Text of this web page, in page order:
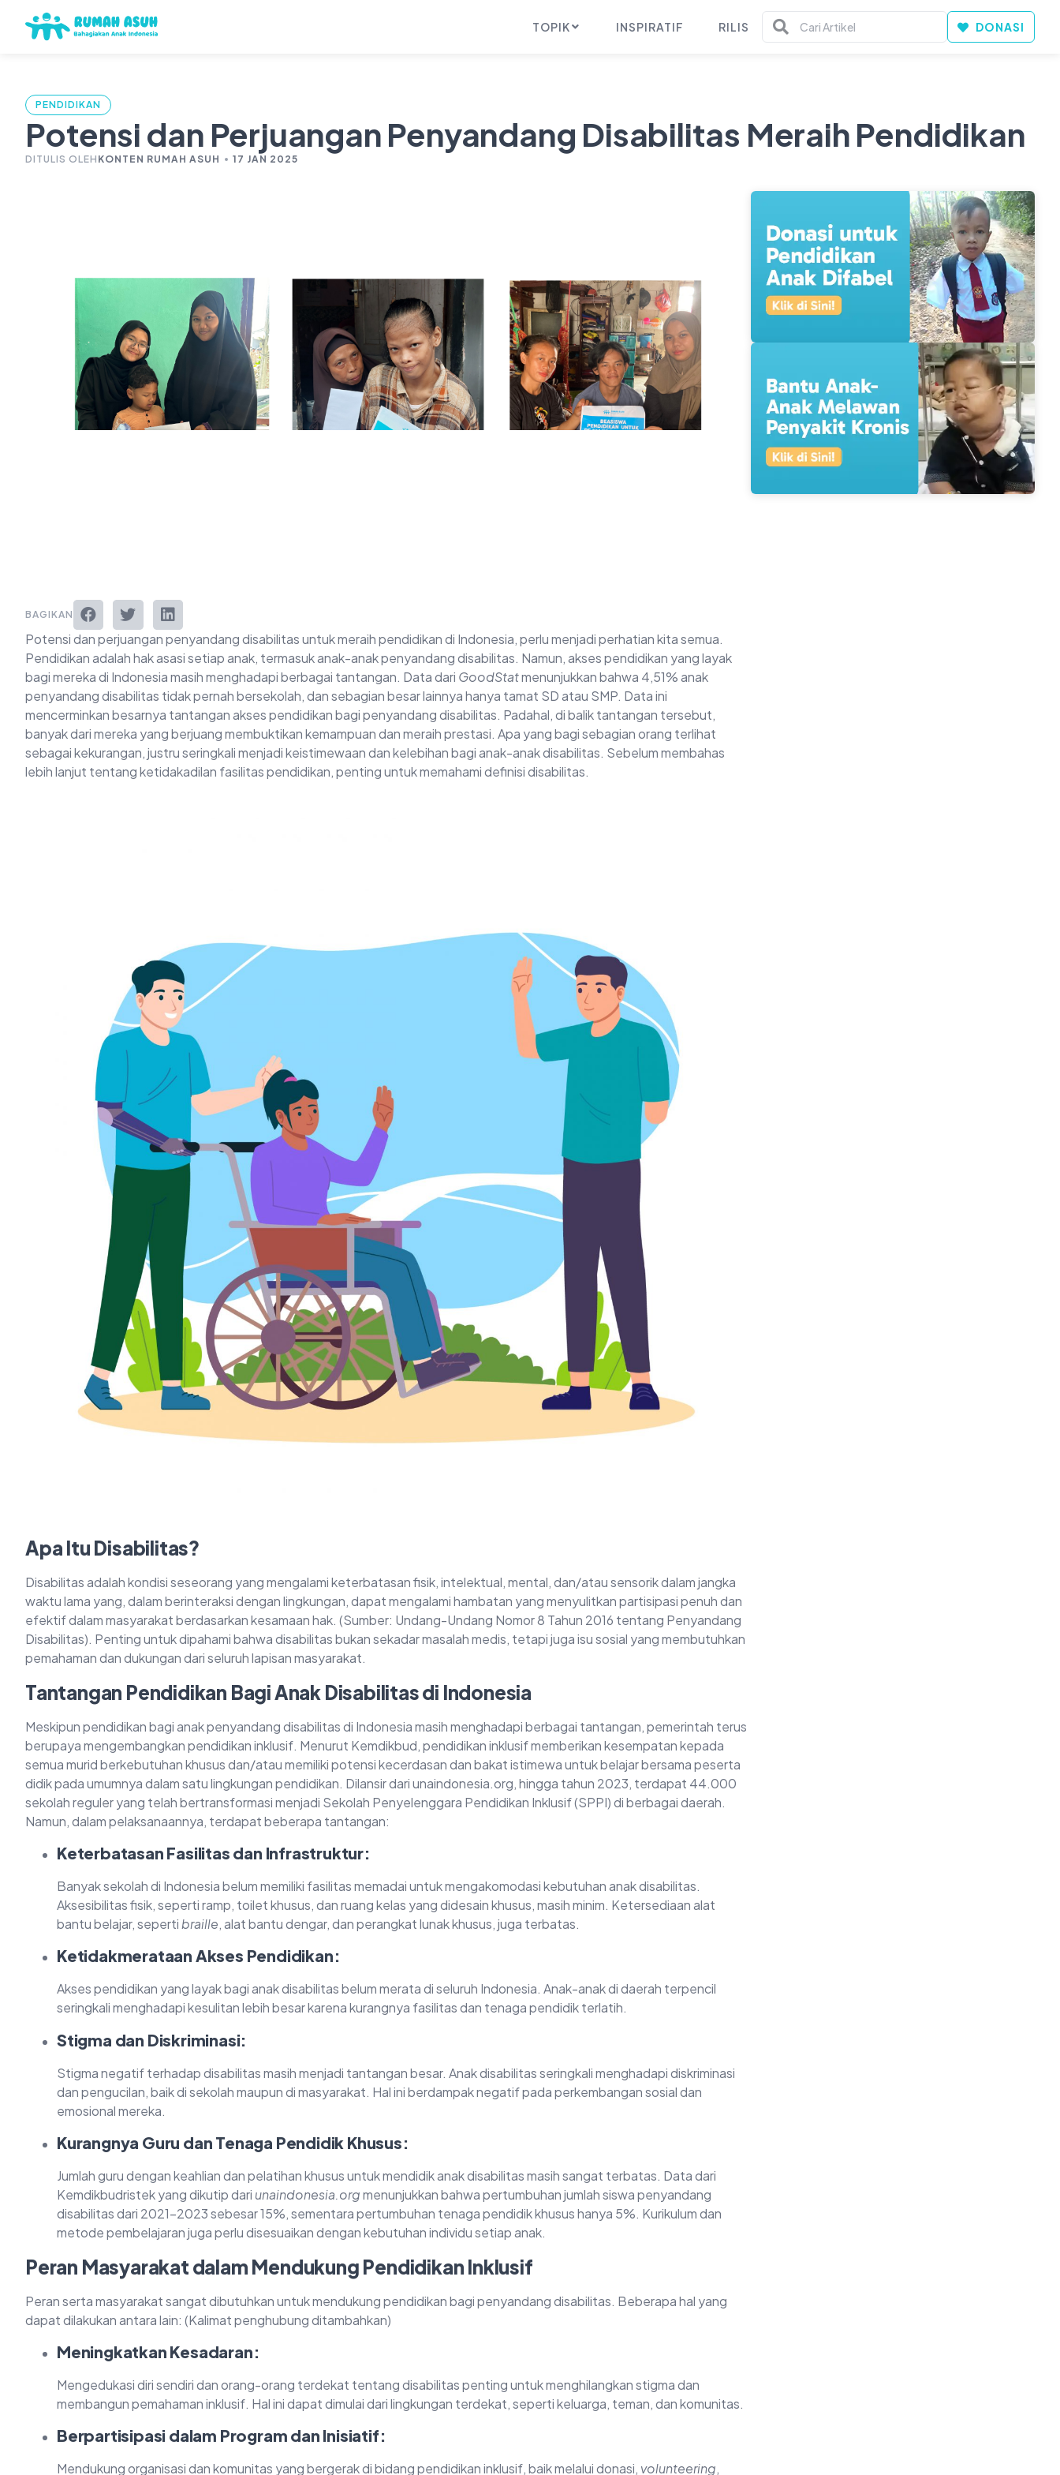
TOPIK INSPIRATIF RILIS DONASI
PENDIDIKAN
Potensi dan Perjuangan Penyandang Disabilitas Meraih Pendidikan
DITULIS OLEH KONTEN RUMAH ASUH 17 JAN 2025
BAGIKAN
Potensi dan perjuangan penyandang disabilitas untuk meraih pendidikan di Indonesia, perlu menjadi perhatian kita semua.
Pendidikan adalah hak asasi setiap anak, termasuk anak-anak penyandang disabilitas. Namun, akses pendidikan yang layak
bagi mereka di Indonesia masih menghadapi berbagai tantangan. Data dari GoodStatmenunjukkan bahwa 4,51% anak
penyandang disabilitas tidak pernah bersekolah, dan sebagian besar lainnya hanya tamat SD atau SMP. Data ini
mencerminkan besarnya tantangan akses pendidikan bagi penyandang disabilitas. Padahal, di balik tantangan tersebut,
banyak dari mereka yang berjuang membuktikan kemampuan dan meraih prestasi. Apa yang bagi sebagian orang terlihat
sebagai kekurangan, justru seringkali menjadi keistimewaan dan kelebihan bagi anak-anak disabilitas. Sebelum membahas
lebih lanjut tentang ketidakadilan fasilitas pendidikan, penting untuk memahami definisi disabilitas.
Apa Itu Disabilitas?
Disabilitas adalah kondisi seseorang yang mengalami keterbatasan fisik, intelektual, mental, dan/atau sensorik dalam jangka
waktu lama yang, dalam berinteraksi dengan lingkungan, dapat mengalami hambatan yang menyulitkan partisipasi penuh dan
efektif dalam masyarakat berdasarkan kesamaan hak. (Sumber: Undang-Undang Nomor 8 Tahun 2016 tentang Penyandang
Disabilitas). Penting untuk dipahami bahwa disabilitas bukan sekadar masalah medis, tetapi juga isu sosial yang membutuhkan
pemahaman dan dukungan dari seluruh lapisan masyarakat.
Tantangan Pendidikan Bagi Anak Disabilitas di Indonesia
Meskipun pendidikan bagi anak penyandang disabilitas di Indonesia masih menghadapi berbagai tantangan, pemerintah terus
berupaya mengembangkan pendidikan inklusif. Menurut Kemdikbud, pendidikan inklusif memberikan kesempatan kepada
semua murid berkebutuhan khusus dan/atau memiliki potensi kecerdasan dan bakat istimewa untuk belajar bersama peserta
didik pada umumnya dalam satu lingkungan pendidikan. Dilansir dari unaindonesia.org, hingga tahun 2023, terdapat 44.000
sekolah reguler yang telah bertransformasi menjadi Sekolah Penyelenggara Pendidikan Inklusif (SPPI) di berbagai daerah.
Namun, dalam pelaksanaannya, terdapat beberapa tantangan:
Keterbatasan Fasilitas dan Infrastruktur:
Banyak sekolah di Indonesia belum memiliki fasilitas memadai untuk mengakomodasi kebutuhan anak disabilitas.
Aksesibilitas fisik, seperti ramp, toilet khusus, dan ruang kelas yang didesain khusus, masih minim. Ketersediaan alat
bantu belajar, seperti braille, alat bantu dengar, dan perangkat lunak khusus, juga terbatas.
Ketidakmerataan Akses Pendidikan:
Akses pendidikan yang layak bagi anak disabilitas belum merata di seluruh Indonesia. Anak-anak di daerah terpencil
seringkali menghadapi kesulitan lebih besar karena kurangnya fasilitas dan tenaga pendidik terlatih.
Stigma dan Diskriminasi:
Stigma negatif terhadap disabilitas masih menjadi tantangan besar. Anak disabilitas seringkali menghadapi diskriminasi
dan pengucilan, baik di sekolah maupun di masyarakat. Hal ini berdampak negatif pada perkembangan sosial dan
emosional mereka.
Kurangnya Guru dan Tenaga Pendidik Khusus:
Jumlah guru dengan keahlian dan pelatihan khusus untuk mendidik anak disabilitas masih sangat terbatas. Data dari
Kemdikbudristek yang dikutip dari unaindonesia.orgmenunjukkan bahwa pertumbuhan jumlah siswa penyandang
disabilitas dari 2021-2023 sebesar 15%, sementara pertumbuhan tenaga pendidik khusus hanya 5%. Kurikulum dan
metode pembelajaran juga perlu disesuaikan dengan kebutuhan individu setiap anak.
Peran Masyarakat dalam Mendukung Pendidikan Inklusif
Peran serta masyarakat sangat dibutuhkan untuk mendukung pendidikan bagi penyandang disabilitas. Beberapa hal yang
dapat dilakukan antara lain: (Kalimat penghubung ditambahkan)
Meningkatkan Kesadaran:
Mengedukasi diri sendiri dan orang-orang terdekat tentang disabilitas penting untuk menghilangkan stigma dan
membangun pemahaman inklusif. Hal ini dapat dimulai dari lingkungan terdekat, seperti keluarga, teman, dan komunitas.
Berpartisipasi dalam Program dan Inisiatif:
Mendukung organisasi dan komunitas yang bergerak di bidang pendidikan inklusif, baik melalui donasi, volunteering,